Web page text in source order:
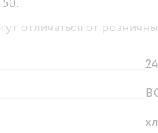
отличаться от